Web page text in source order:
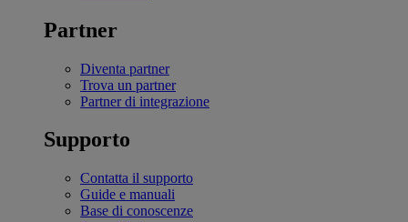
Partner
Diventa partner
Trova un partner
Partner di integrazione
Supporto
Contatta il supporto
Guide e manuali
Base di conoscenze